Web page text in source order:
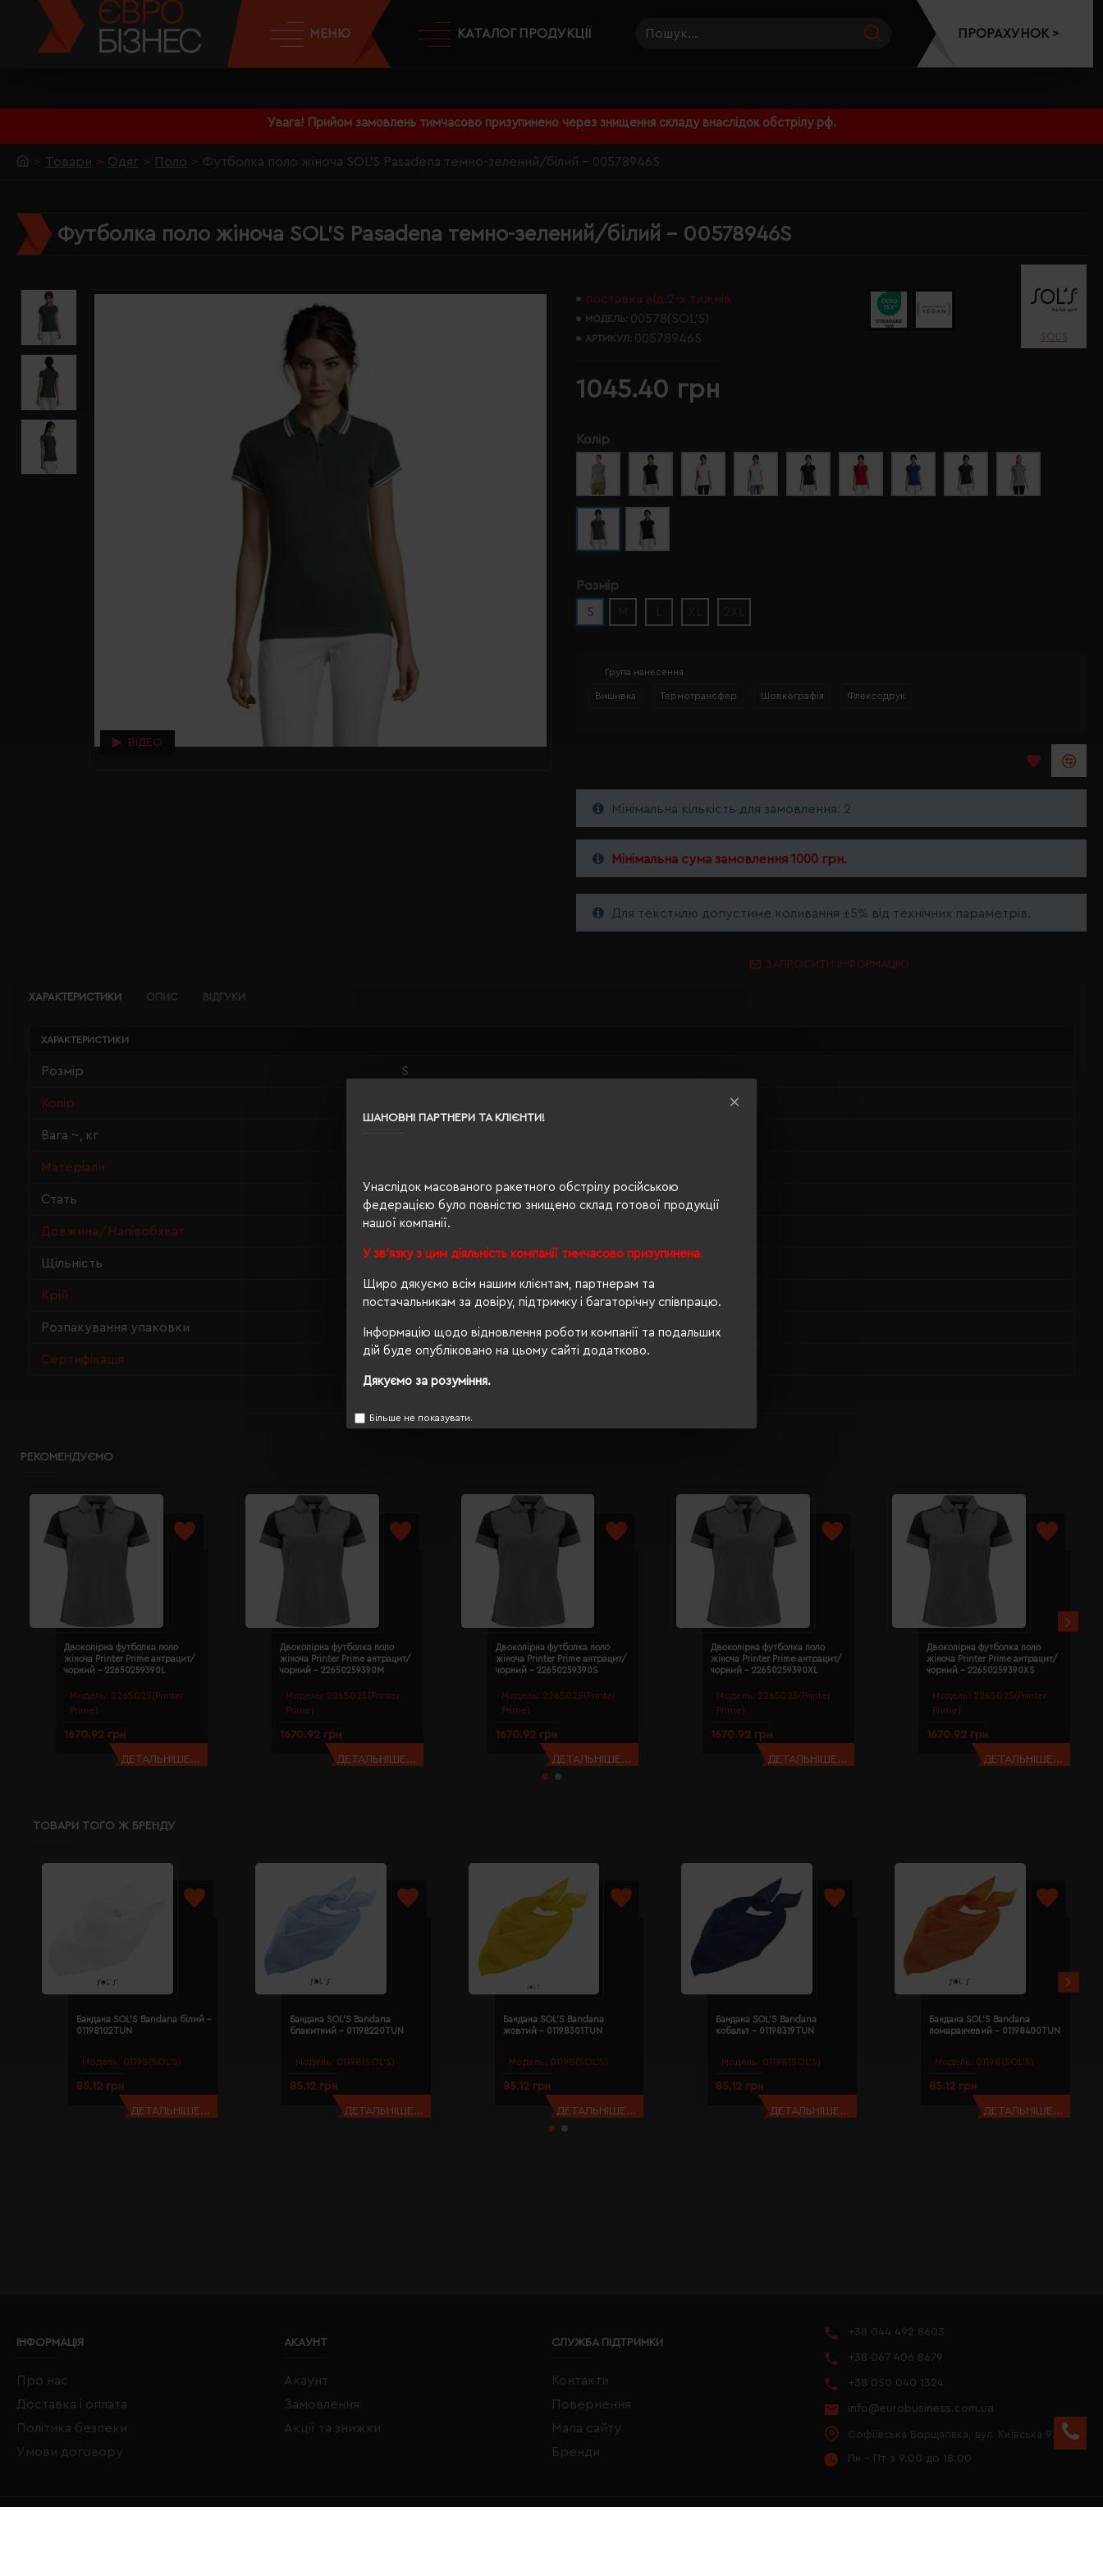
ШАНОВНІ ПАРТНЕРИ ТА КЛІЄНТИ!
Унаслідок масованого ракетного обстрілу російською
федерацією було повністю знищено склад готової продукції
нашої компанії.
У зв'язку з цим діяльність компанії тимчасово призупинена.
Щиро дякуємо всім нашим клієнтам, партнерам та
постачальникам за довіру, підтримку і багаторічну співпрацю.
Інформацію щодо відновлення роботи компанії та подальших
дій буде опубліковано на цьому сайті додатково.
Дякуємо за розуміння.
Більше не показувати.
Увага! Прийом замовлень тимчасово призупинено через знищення складу внаслідок обстрілу рф.
МЕНЮ КАТАЛОГ ПРОДУКЦІЇ ПРОРАХУНОК >
Товари Одяг Поло Футболка поло жіноча SOL'S Pasadena темно-зелений/білий - 00578946S
Футболка поло жіноча SOL'S Pasadena темно-зелений/білий - 00578946S
ВІДЕО
поставка від 2-х тижнів
МОДЕЛЬ: 00578(SOL’S)
АРТИКУЛ: 00578946S SOL’S
1045.40 грн
Колір
Розмір
S
Група нанесення
Вишивка Термотрансфер Шовкографія Флексодрук
Мінімальна кількість для замовлення: 2
Мінімальна сума замовлення 1000 грн.
Для текстилю допустиме коливання ±5% від технічних параметрів.
ЗАПРОСИТИ ІНФОРМАЦІЮ
ХАРАКТЕРИСТИКИ ОПИС ВІДГУКИ
ХАРАКТЕРИСТИКИ
Розмір S
Колір
Вага ~, кг
Матеріали
Стать жіноча
Довжина/Напівобхват 63/42
Щільність 200 г/м²
Крій
Розпакування упаковки Ні
Сертифікація OEKO-TEX® Standard 100, PETA-Approved Vegan
РЕКОМЕНДУЄМО
Модель: 2265025(Printer
Prime)
Двоколірна футболка поло
жіноча Printer Prime антрацит/
чорний - 22650259390L
1670.92 грн
ДЕТАЛЬНІШЕ...
Модель: 2265025(Printer
Prime)
Двоколірна футболка поло
жіноча Printer Prime антрацит/
чорний - 22650259390M
1670.92 грн
ДЕТАЛЬНІШЕ...
Модель: 2265025(Printer
Prime)
Двоколірна футболка поло
жіноча Printer Prime антрацит/
чорний - 22650259390S
1670.92 грн
ДЕТАЛЬНІШЕ...
Модель: 2265025(Printer
Prime)
Двоколірна футболка поло
жіноча Printer Prime антрацит/
чорний - 22650259390XL
1670.92 грн
ДЕТАЛЬНІШЕ...
Модель: 2265025(Printer
Prime)
Двоколірна футболка поло
жіноча Printer Prime антрацит/
чорний - 22650259390XS
1670.92 грн
ДЕТАЛЬНІШЕ...
ТОВАРИ ТОГО Ж БРЕНДУ
Модель: 01198(SOL’S)
Бандана SOL'S Bandana білий -
01198102TUN
85.12 грн
ДЕТАЛЬНІШЕ...
Модель: 01198(SOL’S)
Бандана SOL'S Bandana
блакитний - 01198220TUN
85.12 грн
ДЕТАЛЬНІШЕ...
Модель: 01198(SOL’S)
Бандана SOL'S Bandana
жовтий - 01198301TUN
85.12 грн
ДЕТАЛЬНІШЕ...
Модель: 01198(SOL’S)
Бандана SOL'S Bandana
кобальт - 01198319TUN
85.12 грн
ДЕТАЛЬНІШЕ...
Модель: 01198(SOL’S)
Бандана SOL'S Bandana
помаранчевий - 01198400TUN
85.12 грн
ДЕТАЛЬНІШЕ...
ІНФОРМАЦІЯ
Про нас
Доставка і оплата
Політика безпеки
Умови договору
АКАУНТ
Акаунт
Замовлення
Акції та знижки
СЛУЖБА ПІДТРИМКИ
Контакти
Повернення
Мапа сайту
Бренди
+38 044 492 8603
+38 067 406 8679
+38 050 040 1324
info@eurobusiness.com.ua
Софіївська Борщагівка, вул. Київська 97
Пн - Пт з 9.00 до 18.00